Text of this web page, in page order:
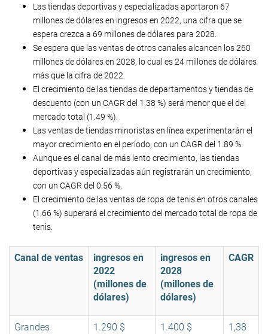
Las tiendas deportivas y especializadas aportaron 67
millones de dólares en ingresos en 2022, una cifra que se
espera crezca a 69 millones de dólares para 2028.
Se espera que las ventas de otros canales alcancen los 260
millones de dólares en 2028, lo cual es 24 millones de dólares
más que la cifra de 2022.
El crecimiento de las tiendas de departamentos y tiendas de
descuento (con un CAGR del 1.38 %) será menor que el del
mercado total (1.49 %).
Las ventas de tiendas minoristas en línea experimentarán el
mayor crecimiento en el período, con un CAGR del 1.89 %.
Aunque es el canal de más lento crecimiento, las tiendas
deportivas y especializadas aún registrarán un crecimiento,
con un CAGR del 0.56 %.
El crecimiento de las ventas de ropa de tenis en otros canales
(1.66 %) superará el crecimiento del mercado total de ropa de
tenis.
Canal de ventas
ingresos en
2022
(millones de
dólares)
ingresos en
2028
(millones de
dólares)
CAGR
Grandes
1.290 $ 1.400 $
1,38